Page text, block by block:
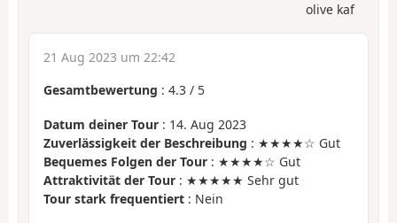
olive kaf
21 Aug 2023 um 22:42
Gesamtbewertung : 4.3 / 5
Datum deiner Tour : 14. Aug 2023
Zuverlässigkeit der Beschreibung : ★★★★☆ Gut
Bequemes Folgen der Tour : ★★★★☆ Gut
Attraktivität der Tour : ★★★★★ Sehr gut
Tour stark frequentiert : Nein